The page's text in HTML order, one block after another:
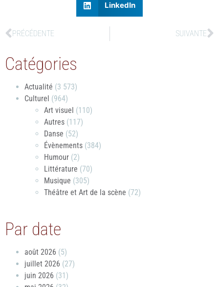
LinkedIn
PRÉCÉDENTE SUIVANTE
Catégories
Actualité (3 573)
Culturel (964)
Art visuel (110)
Autres (117)
Danse (52)
Évènements (384)
Humour (2)
Littérature (70)
Musique (305)
Théâtre et Art de la scène (72)
Par date
août 2026 (5)
juillet 2026 (27)
juin 2026 (31)